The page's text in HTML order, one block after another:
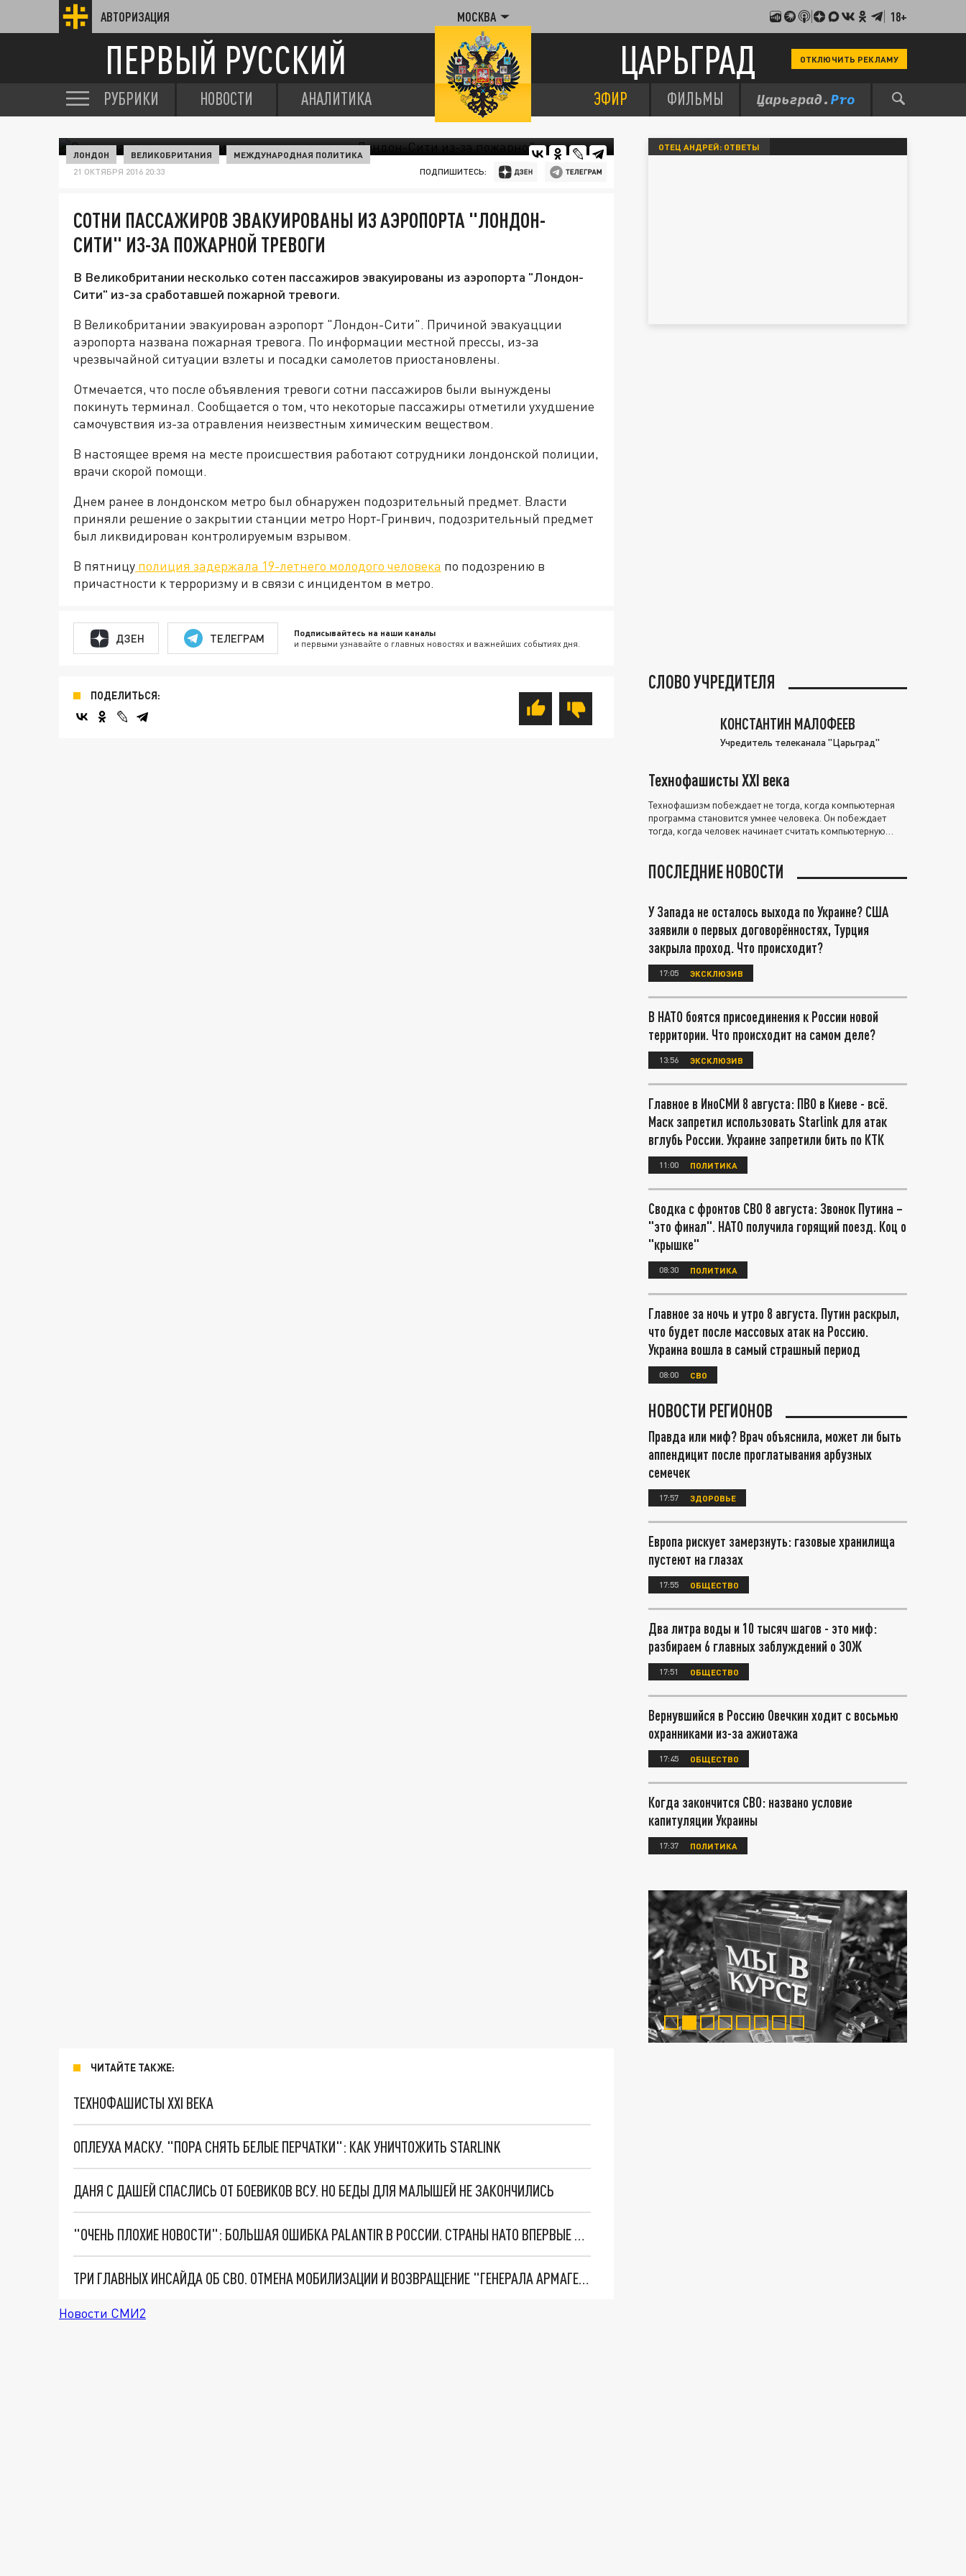
АВТОРИЗАЦИЯ МОСКВА 18+
ПЕРВЫЙ РУССКИЙ ЦАРЬГРАД ОТКЛЮЧИТЬ РЕКЛАМУ
РУБРИКИ НОВОСТИ АНАЛИТИКА ЭФИР ФИЛЬМЫ
ЛОНДОН ВЕЛИКОБРИТАНИЯ МЕЖДУНАРОДНАЯ ПОЛИТИКА
21 ОКТЯБРЯ 2016 20:33 ПОДПИШИТЕСЬ:
СОТНИ ПАССАЖИРОВ ЭВАКУИРОВАНЫ ИЗ АЭРОПОРТА "ЛОНДОН-
СИТИ" ИЗ-ЗА ПОЖАРНОЙ ТРЕВОГИ
В Великобритании несколько сотен пассажиров эвакуированы из аэропорта "Лондон-
Сити" из-за сработавшей пожарной тревоги.
В Великобритании эвакуирован аэропорт "Лондон-Сити". Причиной эвакуацции
аэропорта названа пожарная тревога. По информации местной прессы, из-за
чрезвычайной ситуации взлеты и посадки самолетов приостановлены.
Отмечается, что после объявления тревоги сотни пассажиров были вынуждены
покинуть терминал. Сообщается о том, что некоторые пассажиры отметили ухудшение
самочувствия из-за отравления неизвестным химическим веществом.
В настоящее время на месте происшествия работают сотрудники лондонской полиции,
врачи скорой помощи.
Днем ранее в лондонском метро был обнаружен подозрительный предмет. Власти
приняли решение о закрытии станции метро Норт-Гринвич, подозрительный предмет
был ликвидирован контролируемым взрывом.
В пятницу полиция задержала 19-летнего молодого человека по подозрению в
причастности к терроризму и в связи с инцидентом в метро.
ДЗЕН ТЕЛЕГРАМ Подписывайтесь на наши каналы
и первыми узнавайте о главных новостях и важнейших событиях дня.
ПОДЕЛИТЬСЯ:
ЧИТАЙТЕ ТАКЖЕ:
ТЕХНОФАШИСТЫ XXI ВЕКА
ОПЛЕУХА МАСКУ. "ПОРА СНЯТЬ БЕЛЫЕ ПЕРЧАТКИ": КАК УНИЧТОЖИТЬ STARLINK
ДАНЯ С ДАШЕЙ СПАСЛИСЬ ОТ БОЕВИКОВ ВСУ. НО БЕДЫ ДЛЯ МАЛЫШЕЙ НЕ ЗАКОНЧИЛИСЬ
"ОЧЕНЬ ПЛОХИЕ НОВОСТИ": БОЛЬШАЯ ОШИБКА PALANTIR В РОССИИ. СТРАНЫ НАТО ВПЕРВЫЕ ЗА СВО ОСТАНОВИЛИ ПОСТАВКИ ОРУЖИЯ. ВСУ ТЕРЯЮТ ПРИГРАНИЧЬЕ?
ТРИ ГЛАВНЫХ ИНСАЙДА ОБ СВО. ОТМЕНА МОБИЛИЗАЦИИ И ВОЗВРАЩЕНИЕ "ГЕНЕРАЛА АРМАГЕДДОНА"? ОТЛИЧНЫЕ НОВОСТИ, КОТОРЫЕ ЖДАЛИ ВСЕ
Новости СМИ2
ОТЕЦ АНДРЕЙ: ОТВЕТЫ
СЛОВО УЧРЕДИТЕЛЯ
КОНСТАНТИН МАЛОФЕЕВ
Учредитель телеканала "Царьград"
Технофашисты XXI века
Технофашизм побеждает не тогда, когда компьютерная
программа становится умнее человека. Он побеждает
тогда, когда человек начинает считать компьютерную
ПОСЛЕДНИЕ НОВОСТИ
У Запада не осталось выхода по Украине? США
заявили о первых договорённостях, Турция
закрыла проход. Что происходит?
17:05 ЭКСКЛЮЗИВ
В НАТО боятся присоединения к России новой
территории. Что происходит на самом деле?
13:56 ЭКСКЛЮЗИВ
Главное в ИноСМИ 8 августа: ПВО в Киеве - всё.
Маск запретил использовать Starlink для атак
вглубь России. Украине запретили бить по КТК
11:00 ПОЛИТИКА
Сводка с фронтов СВО 8 августа: Звонок Путина –
"это финал". НАТО получила горящий поезд. Коц о
"крышке"
08:30 ПОЛИТИКА
Главное за ночь и утро 8 августа. Путин раскрыл,
что будет после массовых атак на Россию.
Украина вошла в самый страшный период
08:00 СВО
НОВОСТИ РЕГИОНОВ
Правда или миф? Врач объяснила, может ли быть
аппендицит после проглатывания арбузных
семечек
17:57 ЗДОРОВЬЕ
Европа рискует замерзнуть: газовые хранилища
пустеют на глазах
17:55 ОБЩЕСТВО
Два литра воды и 10 тысяч шагов - это миф:
разбираем 6 главных заблуждений о ЗОЖ
17:51 ОБЩЕСТВО
Вернувшийся в Россию Овечкин ходит с восьмью
охранниками из-за ажиотажа
17:45 ОБЩЕСТВО
Когда закончится СВО: названо условие
капитуляции Украины
17:37 ПОЛИТИКА